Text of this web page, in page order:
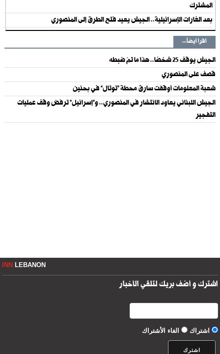
المشترك
بعد الغارات الإسرائيلية.. الجيش يعيد فتح الطرق إلى المنصوري
اقرأ أيضاً...
الجيش يوقف 25 شخصًا.. هذا ما تمّ ضبطه
قصف على المنصوري
شعبة المعلومات أوقفت سارق محطة “توتال” في بحنين
الجيش اللبناني يعاود الانتشار في المنصوري.. و”إسرائيل” ترفض وقف عمليات
التفجير
INNLEBANON
اشترك و أضف بريك لتلقي الأخبار
اشتراك الغاء الأشتراك